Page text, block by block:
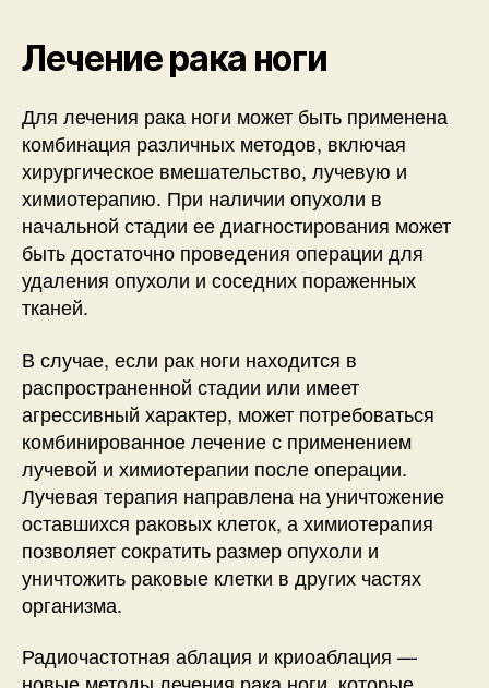
Лечение рака ноги
Для лечения рака ноги может быть применена
комбинация различных методов, включая
хирургическое вмешательство, лучевую и
химиотерапию. При наличии опухоли в
начальной стадии ее диагностирования может
быть достаточно проведения операции для
удаления опухоли и соседних пораженных
тканей.
В случае, если рак ноги находится в
распространенной стадии или имеет
агрессивный характер, может потребоваться
комбинированное лечение с применением
лучевой и химиотерапии после операции.
Лучевая терапия направлена на уничтожение
оставшихся раковых клеток, а химиотерапия
позволяет сократить размер опухоли и
уничтожить раковые клетки в других частях
организма.
Радиочастотная аблация и криоаблация —